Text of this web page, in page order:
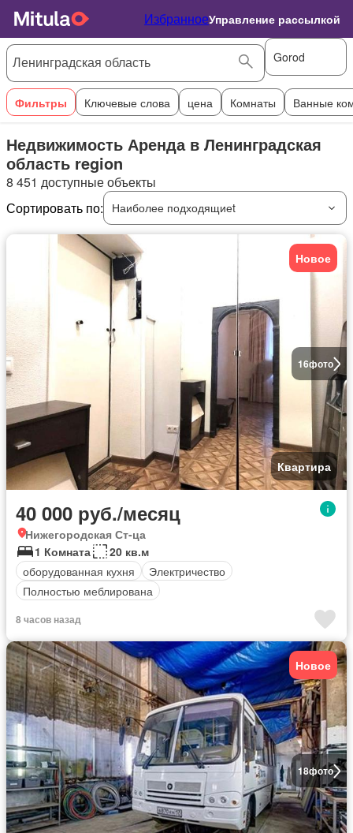
ИзбранноеУправление рассылкой
Gorod
Фильтры Ключевые слова цена Комнаты Ванные
Недвижимость Аренда в Ленинградская
область region
8 451 доступные объекты
Сортировать по:
Наиболее подходящиеt
16фото
Новое
Квартира
40 000 руб./месяц
Нижегородская Ст-ца
1 Комната
20 кв.м
оборудованная кухня
Электричество
Полностью меблирована
8 часов назад
18фото
Новое